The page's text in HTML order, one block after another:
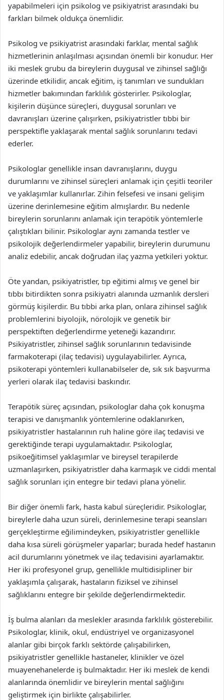
yapabilmeleri için psikolog ve psikiyatrist arasındaki bu
farkları bilmek oldukça önemlidir.
Psikolog ve psikiyatrist arasındaki farklar, mental sağlık
hizmetlerinin anlaşılması açısından önemli bir konudur. Her
iki meslek grubu da bireylerin duygusal ve zihinsel sağlığı
üzerinde etkilidir, ancak eğitim, iş tanımları ve sundukları
hizmetler bakımından farklılık gösterirler. Psikologlar,
kişilerin düşünce süreçleri, duygusal sorunları ve
davranışları üzerine çalışırken, psikiyatristler tıbbi bir
perspektifle yaklaşarak mental sağlık sorunlarını tedavi
ederler.
Psikologlar genellikle insan davranışlarını, duygu
durumlarını ve zihinsel süreçleri anlamak için çeşitli teoriler
ve yaklaşımlar kullanırlar. Zihin felsefesi ve insani gelişim
üzerine derinlemesine eğitim almışlardır. Bu nedenle
bireylerin sorunlarını anlamak için terapötik yöntemlerle
çalıştıkları bilinir. Psikologlar aynı zamanda testler ve
psikolojik değerlendirmeler yapabilir, bireylerin durumunu
analiz edebilir, ancak doğrudan ilaç yazma yetkileri yoktur.
Öte yandan, psikiyatristler, tıp eğitimi almış ve genel bir
tıbbı bitirdikten sonra psikiyatri alanında uzmanlık dersleri
görmüş kişilerdir. Bu tıbbi arka plan, onlara zihinsel sağlık
problemlerini biyolojik, nörolojik ve genetik bir
perspektiften değerlendirme yeteneği kazandırır.
Psikiyatristler, zihinsel sağlık sorunlarının tedavisinde
farmakoterapi (ilaç tedavisi) uygulayabilirler. Ayrıca,
psikoterapi yöntemleri kullanabilseler de, sık sık başvurma
yerleri olarak ilaç tedavisi baskındır.
Terapötik süreç açısından, psikologlar daha çok konuşma
terapisi ve danışmanlık yöntemlerine odaklanırken,
psikiyatristler hastalarının ruh haline göre ilaç tedavisi ve
gerektiğinde terapi uygulamaktadır. Psikologlar,
psikoeğitimsel yaklaşımlar ve bireysel terapilerde
uzmanlaşırken, psikiyatristler daha karmaşık ve ciddi mental
sağlık sorunları için entegre bir tedavi plana yönelir.
Bir diğer önemli fark, hasta kabul süreçleridir. Psikologlar,
bireylerle daha uzun süreli, derinlemesine terapi seansları
gerçekleştirme eğilimindeyken, psikiyatristler genellikle
daha kısa süreli görüşmeler yaparlar; burada hedef hastanın
acil durumlarını yönetmek ve ilaç tedavisini ayarlamaktır.
Her iki profesyonel grup, genellikle multidisipliner bir
yaklaşımla çalışarak, hastaların fiziksel ve zihinsel
sağlıklarını entegre bir şekilde değerlendirmektedir.
İş bulma alanları da meslekler arasında farklılık gösterebilir.
Psikologlar, klinik, okul, endüstriyel ve organizasyonel
alanlar gibi birçok farklı sektörde çalışabilirken,
psikiyatristler genellikle hastaneler, klinikler ve özel
muayenehanelerde iş bulmaktadır. Her iki meslek de kendi
alanlarında önemlidir ve bireylerin mental sağlığını
geliştirmek için birlikte çalışabilirler.